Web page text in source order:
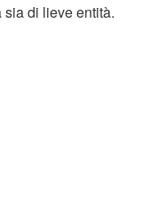
di lieve entità.